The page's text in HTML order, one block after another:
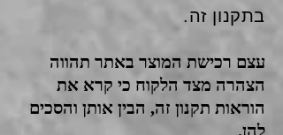
בתקנון זה.
עצם רכישת המוצר באתר תהווה
הצהרה מצד הלקוח כי קרא את
הוראות תקנון זה, הבין אותן והסכים
להן.